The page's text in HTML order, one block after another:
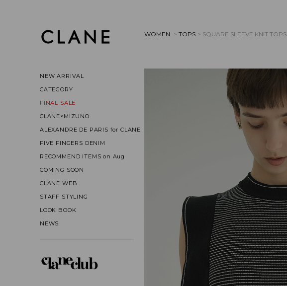
NEW ARRIVAL
CATEGORY
FINAL SALE
CLANE×MIZUNO
ALEXANDRE DE PARIS for CLANE
FIVE FINGERS DENIM
RECOMMEND ITEMS on Aug
COMING SOON
CLANE WEB
STAFF STYLING
LOOK BOOK
NEWS
WOMEN > TOPS > SQUARE SLEEVE KNIT TOPS